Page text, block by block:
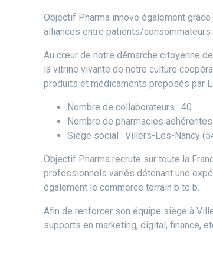
Objectif Pharma innove également
alliances entre patients/consommateurs
Au cœur de notre démarche citoyenne
la vitrine vivante de notre culture
produits et médicaments proposés par
Nombre de collaborateurs : 40
Nombre de pharmacies
Siège social : Villers-Les-Nancy
Objectif Pharma recrute sur toute la
professionnels variés détenant une
également le commerce terrain b to b.
Afin de renforcer son équipe siège à
supports en marketing, digital, finance,